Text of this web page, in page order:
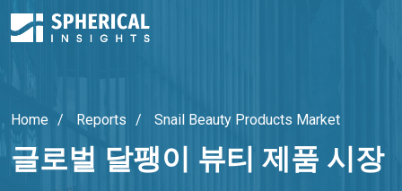
Home Reports Snail Beauty Products Market
글로벌 달팽이 뷰티 제품 시장